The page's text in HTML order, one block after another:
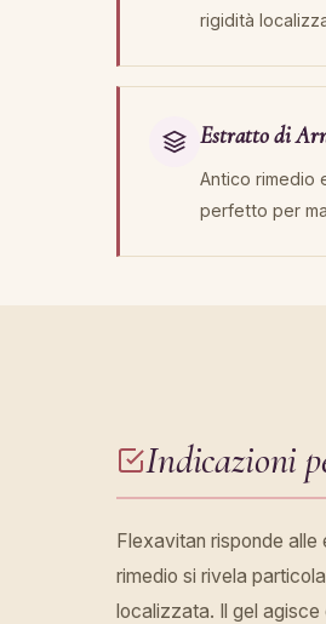
rigidità
Estratto di
Antico rimedio
perfetto per
Indicazioni
Flexavitan risponde
rimedio si rivela
localizzata. Il gel